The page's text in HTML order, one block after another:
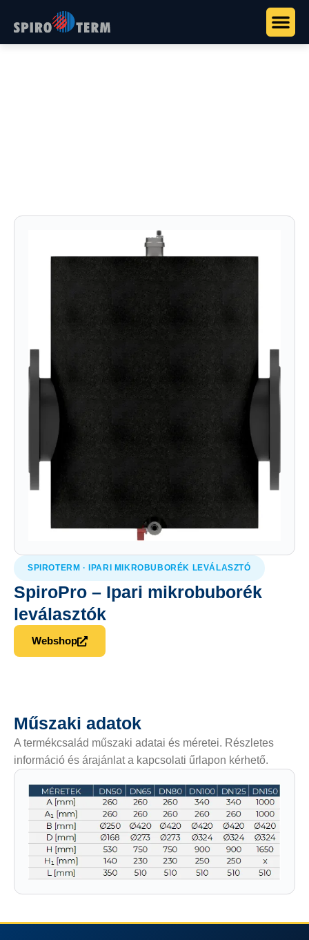
SPIROTERM · IPARI MIKROBUBORÉK LEVÁLASZTÓ
SpiroPro – Ipari mikrobuborék
leválasztók
Webshop
Műszaki adatok
A termékcsalád műszaki adatai és méretei. Részletes
információ és árajánlat a kapcsolati űrlapon kérhető.